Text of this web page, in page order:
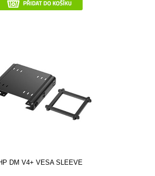
DM V4+ VESA SLEEVE